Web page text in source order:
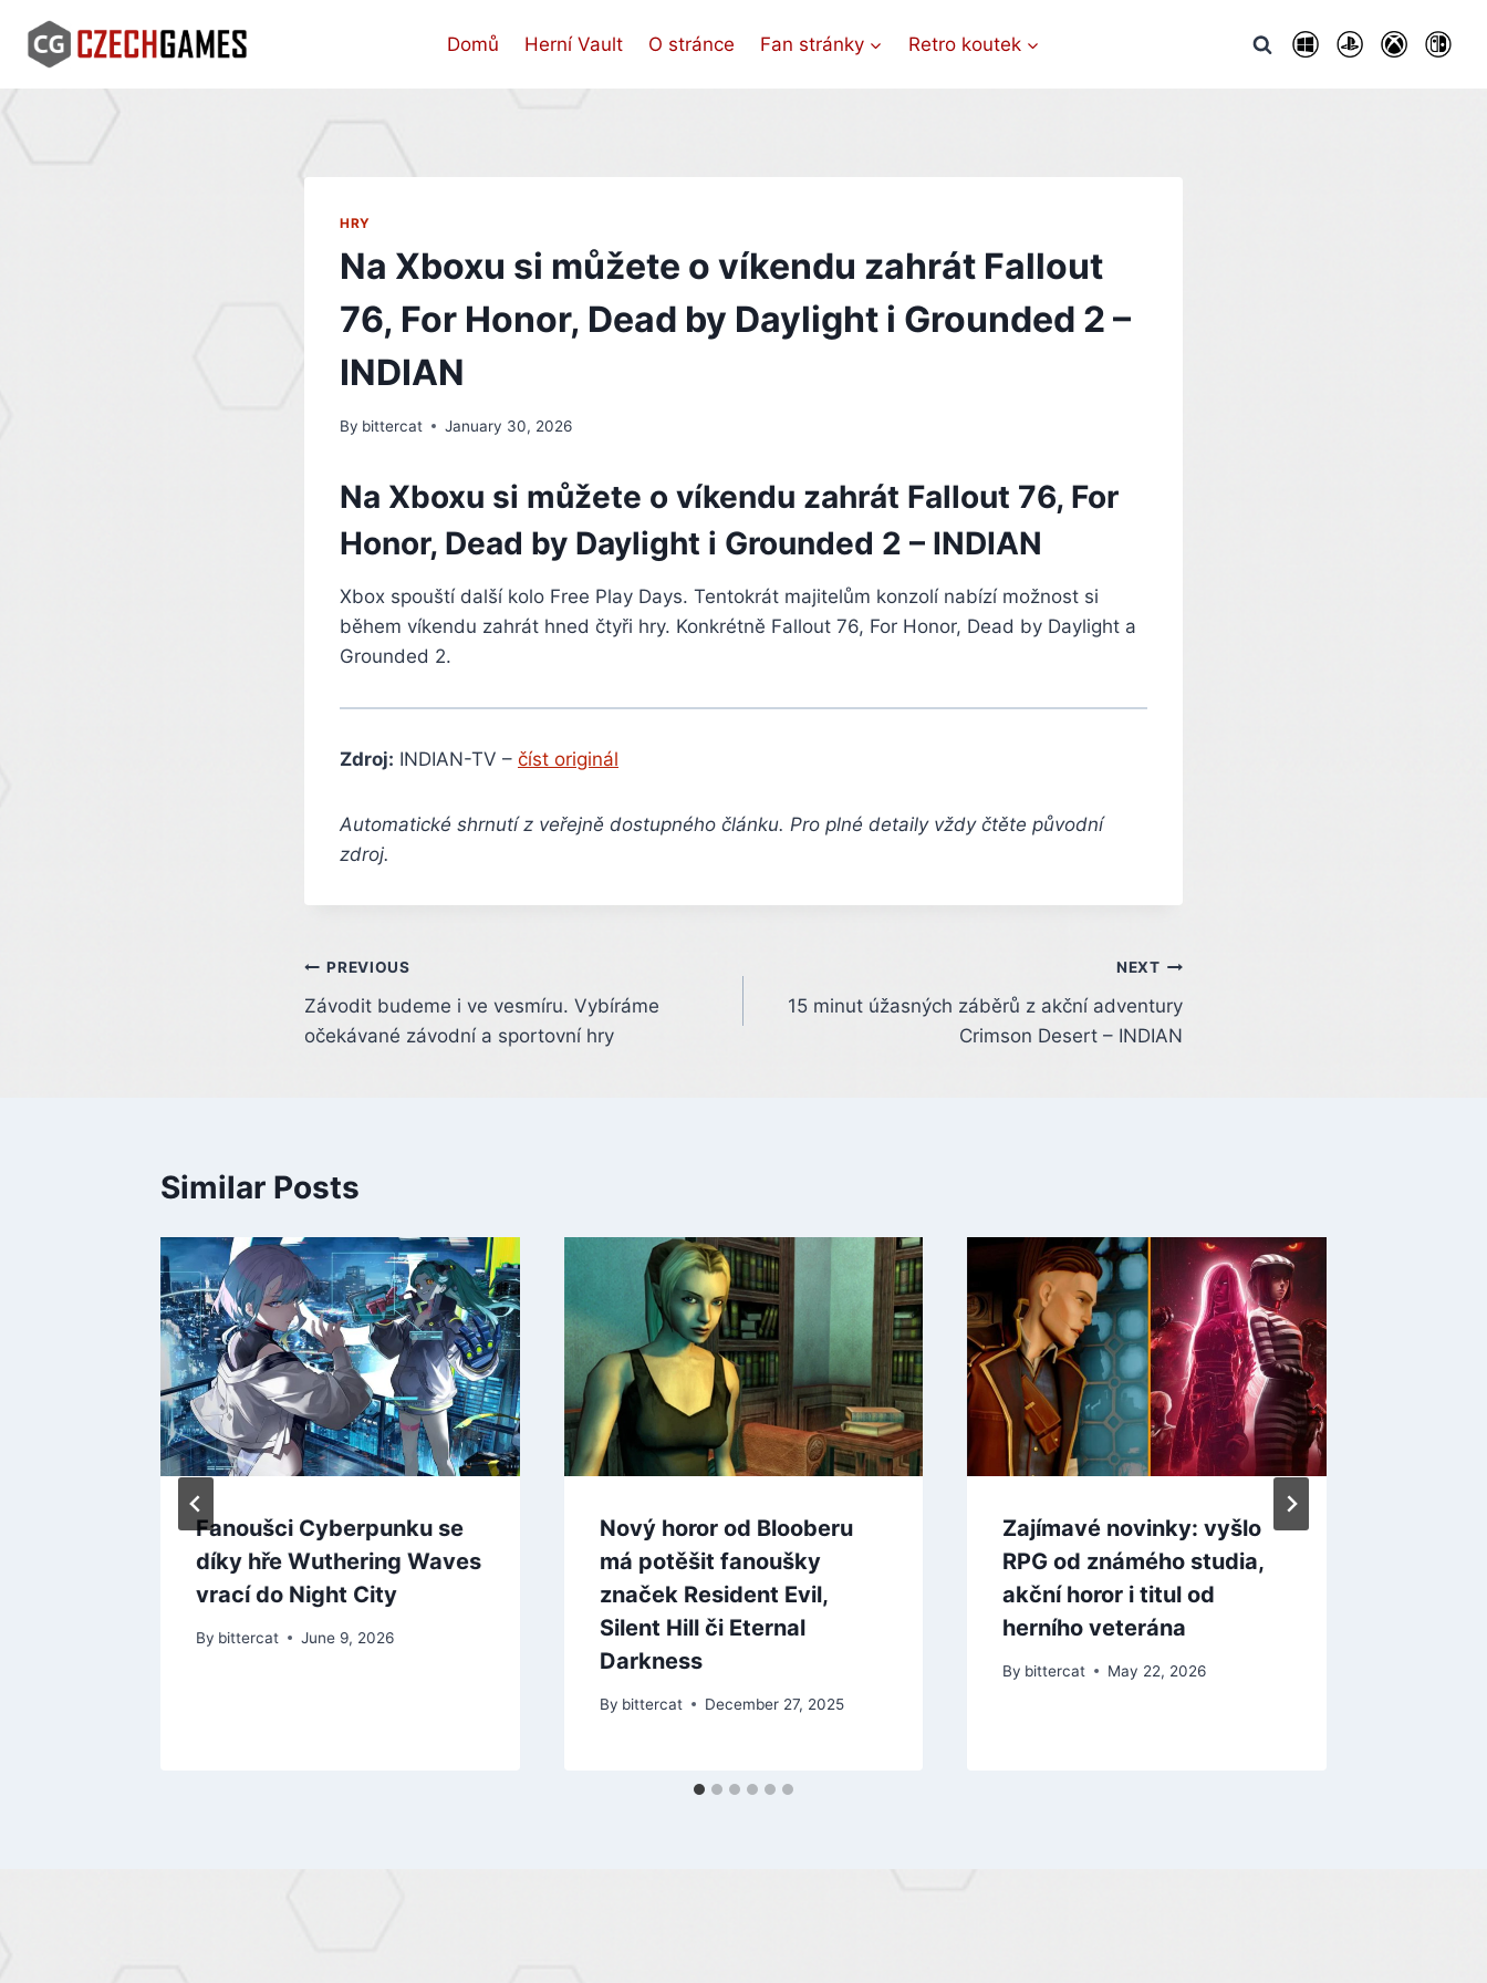
content
Domů Herní Vault O stránce Fan stránky Retro koutek
HRY
Na Xboxu si můžete o víkendu zahrát Fallout
76, For Honor, Dead by Daylight i Grounded 2 –
INDIAN
By bittercat January 30, 2026
Na Xboxu si můžete o víkendu zahrát Fallout 76, For
Honor, Dead by Daylight i Grounded 2 – INDIAN
Xbox spouští další kolo Free Play Days. Tentokrát majitelům konzolí nabízí možnost si
během víkendu zahrát hned čtyři hry. Konkrétně Fallout 76, For Honor, Dead by Daylight a
Grounded 2.
Zdroj: INDIAN-TV – číst originál
Automatické shrnutí z veřejně dostupného článku. Pro plné detaily vždy čtěte původní
zdroj.
Post
navigation
PREVIOUS
Závodit budeme i ve vesmíru. Vybíráme
očekávané závodní a sportovní hry
NEXT
15 minut úžasných záběrů z akční adventury
Crimson Desert – INDIAN
Similar Posts
Fanoušci Cyberpunku se
díky hře Wuthering Waves
vrací do Night City
By bittercat June 9, 2026
Nový horor od Blooberu
má potěšit fanoušky
značek Resident Evil,
Silent Hill či Eternal
Darkness
By bittercat December 27, 2025
Zajímavé novinky: vyšlo
RPG od známého studia,
akční horor i titul od
herního veterána
By bittercat May 22, 2026